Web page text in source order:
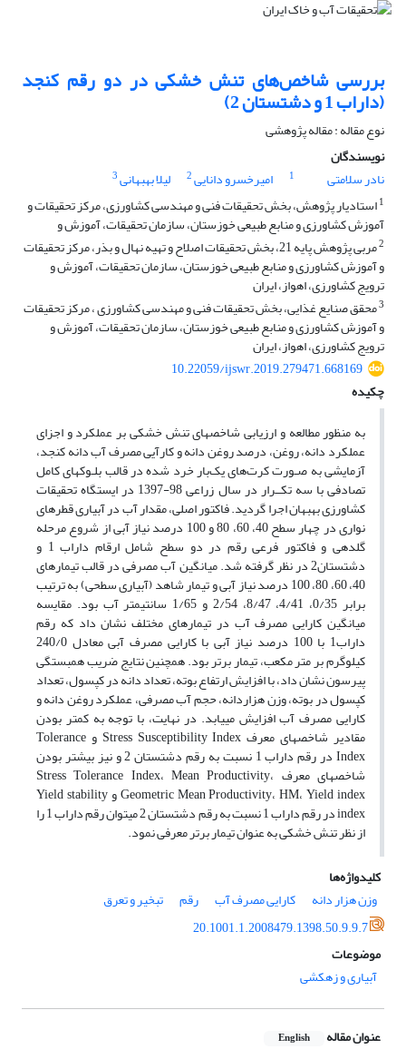
بررسی شاخص‌های تنش خشکی در دو رقم کنجد
(داراب 1 و دشتستان 2)
نوع مقاله : مقاله پژوهشی
نویسندگان
نادر سلامتی
1 امیرخسرو دانایی2 لیلا بهبهانی3
1استادیار پژوهش، بخش تحقیقات فنی و مهندسی کشاورزی، مرکز تحقیقات و
آموزش کشاورزی و منابع طبیعی خوزستان، سازمان تحقیقات، آموزش و
2 مربی پژوهش پایه 21، بخش تحقیقات اصلاح و تهیه نهال و بذر، مرکز تحقیقات
و آموزش کشاورزی و منابع طبیعی خوزستان، سازمان تحقیقات، آموزش و
ترویج کشاورزی، اهواز، ایران
3محقق صنایع غذایی، بخش تحقیقات فنی و مهندسی کشاورزی ، مرکز تحقیقات
و آموزش کشاورزی و منابع طبیعی خوزستان، سازمان تحقیقات، آموزش و
ترویج کشاورزی، اهواز، ایران
10.22059/ijswr.2019.279471.668169
چکیده
به منظور مطالعه و ارزیابی شاخص­های تنش خشکی بر عملکرد و اجزای
عملکرد دانه، روغن، درصد روغن دانه و کارآیی مصرف آب دانه کنجد،
آزمایشی به صـورت کرت‌های یک‌بار خرد شده در قالب بلـوک­های کامل
تصادفی با سه تکــرار در سال زراعی 98-1397 در ایستگاه تحقیقات
کشاورزی بهبهان اجرا گردید. فاکتور اصلی، مقدار آب در آبیاری قطره­ای
نواری در چهار سطح 40، 60، 80 و 100 درصد نیاز آبی از شروع مرحله
گلدهی و فاکتور فرعی رقم در دو سطح شامل ارقام داراب 1 و
دشتستان2 در نظر گرفته شد. میانگین آب مصرفی در قالب تیمارهای
40، 60، 80، 100 درصد نیاز آبی و تیمار شاهد (آبیاری سطحی) به ­ترتیب
برابر 0/35، 4/41، 8/47، 2/54 و 1/65 سانتی­متر آب بود. مقایسه
میانگین کارایی مصرف آب در تیمارهای مختلف نشان داد که رقم
داراب1 با 100 درصد نیاز آبی با کارایی مصرف آبی معادل 240/0
کیلوگرم بر متر مکعب، تیمار برتر بود. همچنین نتایج ضریب همبستگی
پیرسون نشان داد، با افزایش ارتفاع بوته، تعداد دانه در کپسول، تعداد
کپسول در بوته، وزن هزاردانه، حجم آب مصرفی، عملکرد روغن دانه و
کارایی مصرف آب افزایش می­یابد. در نهایت، با توجه به کمتر بودن
مقادیر شاخص­های معرف Stress Susceptibility Index و Tolerance
Index در رقم داراب 1 نسبت به رقم دشتستان 2 و نیز بیش­تر بودن
شاخص­های معرف Stress Tolerance Index، Mean Productivity،
Geometric Mean Productivity، HM، Yield index و Yield stability
index در رقم داراب 1 نسبت به رقم دشتستان 2 می­توان رقم داراب 1 را
از نظر تنش خشکی به عنوان تیمار برتر معرفی نمود.
کلیدواژه‌ها
وزن هزار دانه
کارایی مصرف آب رقم
تبخیر و تعرق
20.1001.1.2008479.1398.50.9.9.7
موضوعات
آبیاری و زهکشی
عنوان مقاله English